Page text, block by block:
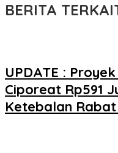
BERITA
UPDATE :
Ciporeat Rp591
Ketebalan Rabat